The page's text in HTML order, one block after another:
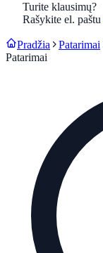
Turite klausimų?
Rašykite el. paštu
Pradžia Patarimai
Patarimai